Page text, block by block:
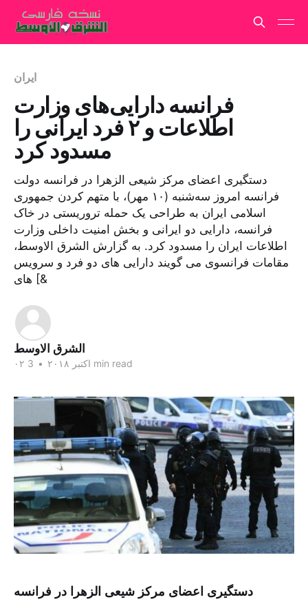
ایران
فرانسه دارایی‌های وزارت
اطلاعات و ۲ فرد ایرانی را
مسدود کرد
دستگیری اعضای مرکز شیعی الزهرا در فرانسه دولت
فرانسه امروز سه‌شنبه (۱۰ مهر)، با متهم کردن جمهوری
اسلامی ایران به طراحی یک حمله تروریستی در خاک
فرانسه، دارایی‌ دو ایرانی و بخش امنیت داخلی وزارت
اطلاعات ایران را مسدود کرد. به گزارش الشرق الاوسط،
مقامات فرانسوی می گویند دارایی های دو فرد و سرویس
های [&
الشرق الاوسط
۰۲ اکتبر ۲۰۱۸ • 3 min read
دستگیری اعضای مرکز شیعی الزهرا در فرانسه